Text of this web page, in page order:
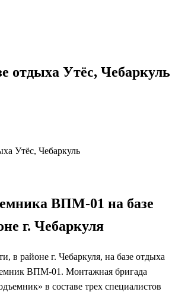
отдыха Утёс, Чебаркуль
Утёс, Чебаркуль
ВПМ-01 на базе
г. Чебаркуля
в районе г. Чебаркуля, на базе отдыха
ВПМ-01. Монтажная бригада
в составе трех специалистов